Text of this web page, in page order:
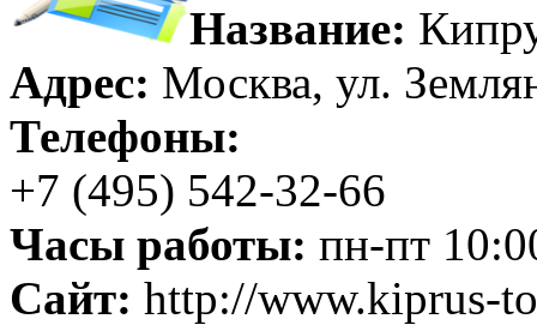
Название:
Адрес: Москва, ул.
Телефоны:
+7 (495) 542-32-66
Часы работы: пн-пт
Сайт: http://www.kiprus-